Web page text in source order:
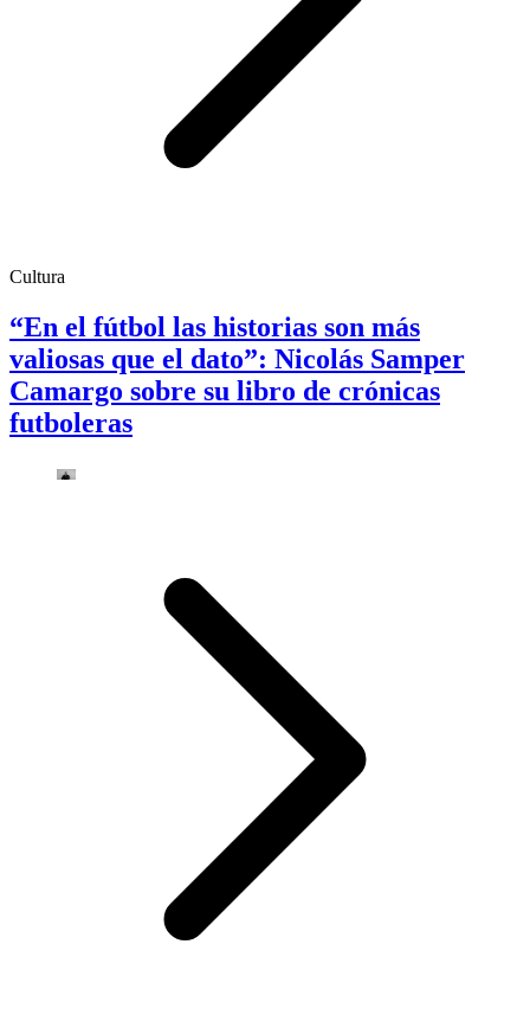
Cultura
“En el fútbol las historias son más
valiosas que el dato”: Nicolás Samper
Camargo sobre su libro de crónicas
futboleras